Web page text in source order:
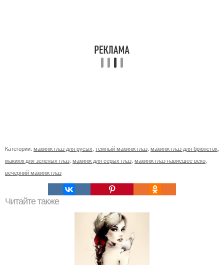
Категории: макияж глаз для русых темный макияж глаз макияж глаз для брюнеток
макияж для зеленых глаз макияж для серых глаз макияж глаз нависшее веко
вечерний макияж глаз
Читайте также